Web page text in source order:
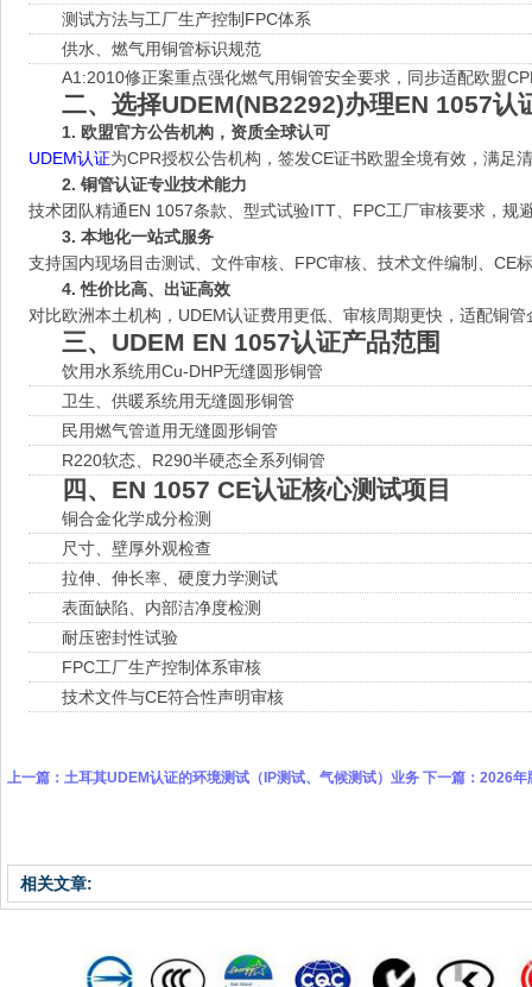
测试方法与工厂生产控制FPC体系
供水、燃气用铜管标识规范
A1:2010修正案重点强化燃气用铜管安全要求，同步适配欧盟
二、选择UDEM(NB2292)办理EN 1057认
1. 欧盟官方公告机构，资质全球认可
UDEM认证为CPR授权公告机构，签发CE证书欧盟全境有效，满足
2. 铜管认证专业技术能力
技术团队精通EN 1057条款、型式试验ITT、FPC工厂审核要求，规
3. 本地化一站式服务
支持国内现场目击测试、文件审核、FPC审核、技术文件编制、CE
4. 性价比高、出证高效
对比欧洲本土机构，UDEM认证费用更低、审核周期更快，适配铜
三、UDEM EN 1057认证产品范围
饮用水系统用Cu‑DHP无缝圆形铜管
卫生、供暖系统用无缝圆形铜管
民用燃气管道用无缝圆形铜管
R220软态、R290半硬态全系列铜管
四、EN 1057 CE认证核心测试项目
铜合金化学成分检测
尺寸、壁厚外观检查
拉伸、伸长率、硬度力学测试
表面缺陷、内部洁净度检测
耐压密封性试验
FPC工厂生产控制体系审核
技术文件与CE符合性声明审核
上一篇： 土耳其UDEM认证的环境测试（IP测试、气候测试）业务 下一篇： 2026年
相关文章: